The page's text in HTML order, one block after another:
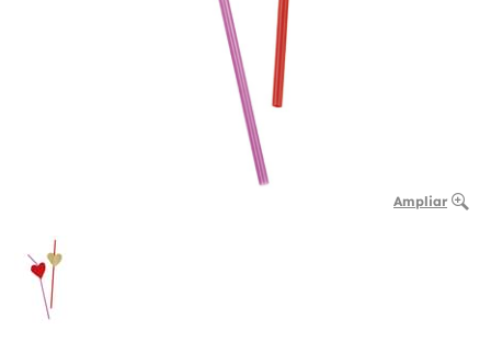
Ampliar